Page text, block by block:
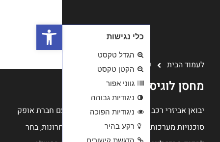
- א.ת יבנה
חברת אופק
ב - 15 שנה האחרונות, בחר